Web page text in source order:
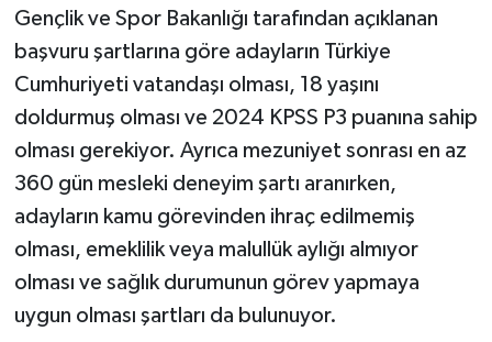
Gençlik ve Spor Bakanlığı tarafından açıklanan
başvuru şartlarına göre adayların Türkiye
Cumhuriyeti vatandaşı olması, 18 yaşını
doldurmuş olması ve 2024 KPSS P3 puanına sahip
olması gerekiyor. Ayrıca mezuniyet sonrası en az
360 gün mesleki deneyim şartı aranırken,
adayların kamu görevinden ihraç edilmemiş
olması, emeklilik veya malullük aylığı almıyor
olması ve sağlık durumunun görev yapmaya
uygun olması şartları da bulunuyor.